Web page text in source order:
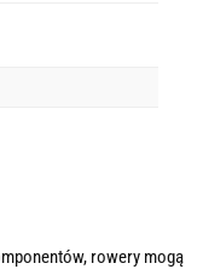
rowery mogą